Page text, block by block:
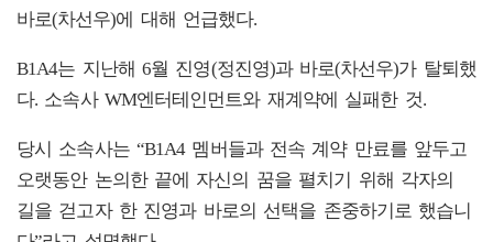
바로(차선우)에 대해 언급했다.
B1A4는 지난해 6월 진영(정진영)과 바로(차선우)가 탈퇴했
다. 소속사 WM엔터테인먼트와 재계약에 실패한 것.
당시 소속사는 “B1A4 멤버들과 전속 계약 만료를 앞두고
오랫동안 논의한 끝에 자신의 꿈을 펼치기 위해 각자의
길을 걷고자 한 진영과 바로의 선택을 존중하기로 했습니